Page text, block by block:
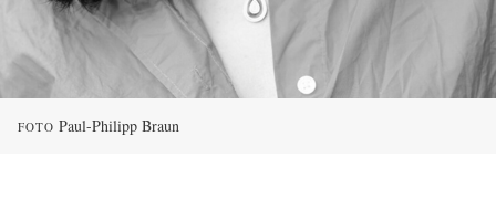
FOTO Paul-Philipp Braun